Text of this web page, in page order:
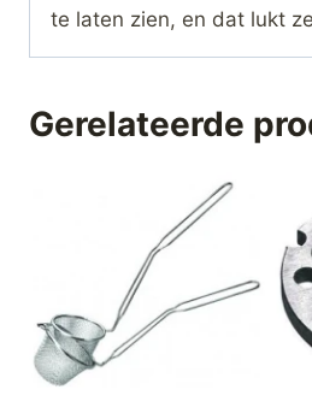
te laten zien, en dat lukt
Gerelateerde